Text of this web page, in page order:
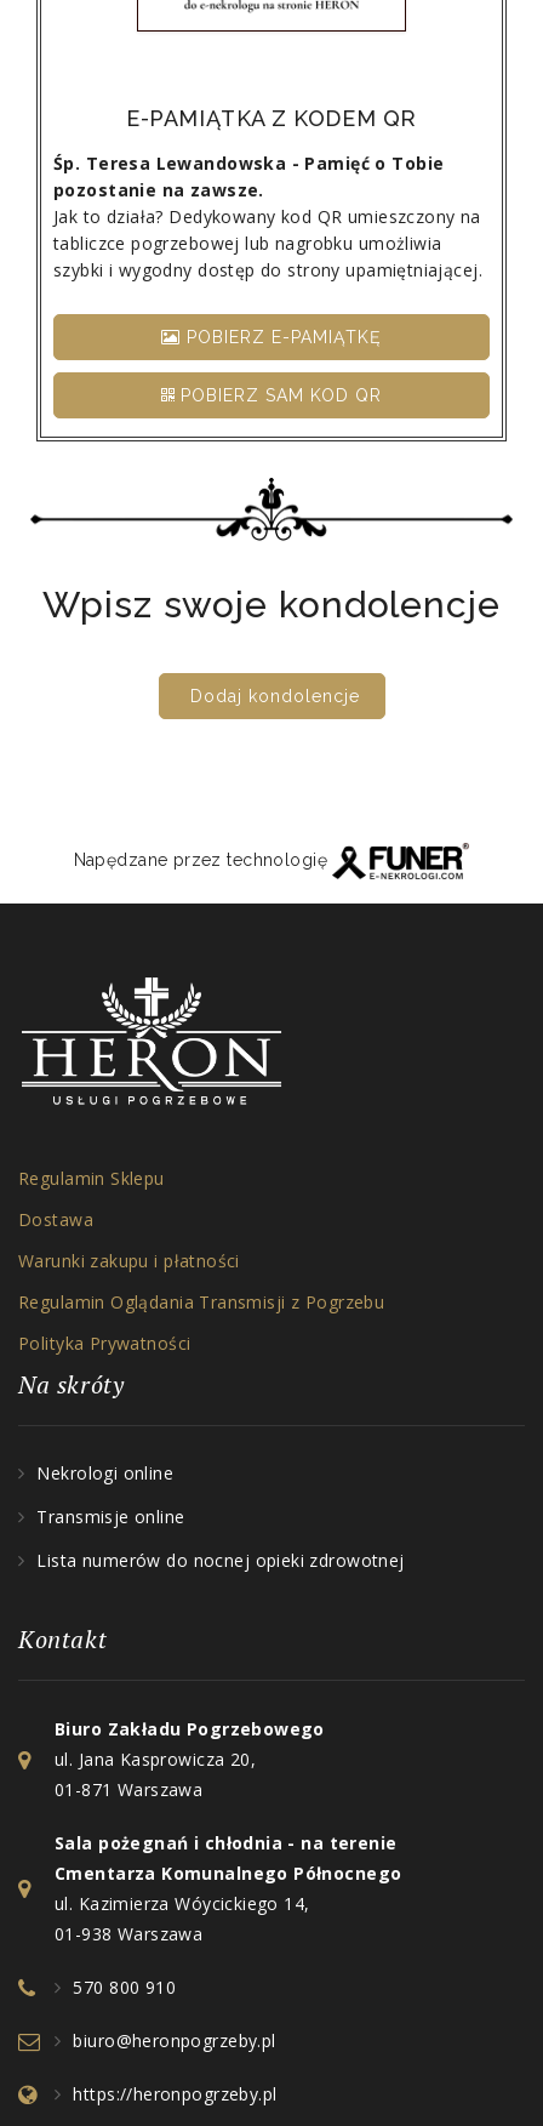
E-PAMIĄTKA Z KODEM QR
Śp. Teresa Lewandowska - Pamięć o Tobie
pozostanie na zawsze.
Jak to działa? Dedykowany kod QR umieszczony na
tabliczce pogrzebowej lub nagrobku umożliwia
szybki i wygodny dostęp do strony upamiętniającej.
POBIERZ E-PAMIĄTKĘ
POBIERZ SAM KOD QR
Wpisz swoje kondolencje
Dodaj kondolencje
Napędzane przez technologię
Regulamin Sklepu
Dostawa
Warunki zakupu i płatności
Regulamin Oglądania Transmisji z Pogrzebu
Polityka Prywatności
Na skróty
Nekrologi online
Transmisje online
Lista numerów do nocnej opieki zdrowotnej
Kontakt
Biuro Zakładu Pogrzebowego
ul. Jana Kasprowicza 20,
01-871 Warszawa
Sala pożegnań i chłodnia - na terenie
Cmentarza Komunalnego Północnego
ul. Kazimierza Wóycickiego 14,
01-938 Warszawa
570 800 910
biuro@heronpogrzeby.pl
https://heronpogrzeby.pl